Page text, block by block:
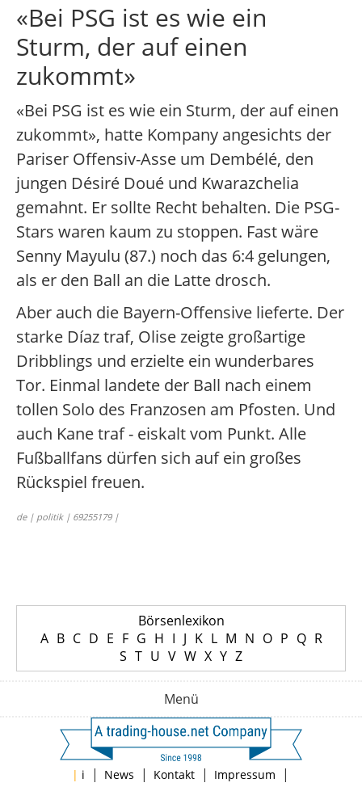
«Bei PSG ist es wie ein
Sturm, der auf einen
zukommt»
«Bei PSG ist es wie ein Sturm, der auf einen
zukommt», hatte Kompany angesichts der
Pariser Offensiv-Asse um Dembélé, den
jungen Désiré Doué und Kwarazchelia
gemahnt. Er sollte Recht behalten. Die PSG-
Stars waren kaum zu stoppen. Fast wäre
Senny Mayulu (87.) noch das 6:4 gelungen,
als er den Ball an die Latte drosch.
Aber auch die Bayern-Offensive lieferte. Der
starke Díaz traf, Olise zeigte großartige
Dribblings und erzielte ein wunderbares
Tor. Einmal landete der Ball nach einem
tollen Solo des Franzosen am Pfosten. Und
auch Kane traf - eiskalt vom Punkt. Alle
Fußballfans dürfen sich auf ein großes
Rückspiel freuen.
de | politik | 69255179 |
Börsenlexikon
A B C D E F G H I J K L M N O P Q R
S T U V W X Y Z
Menü
| i | News | Kontakt | Impressum |